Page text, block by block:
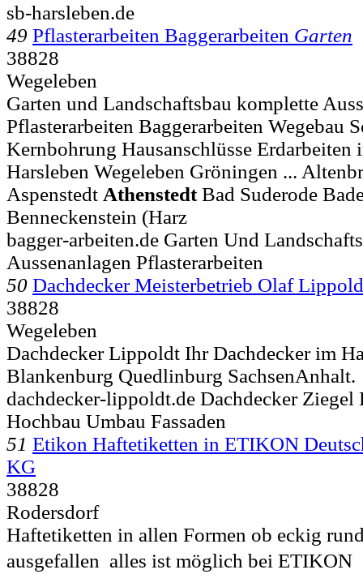
sb-harsleben.de
49 Pflasterarbeiten Baggerarbeiten Garten
38828
Wegeleben
Garten und Landschaftsbau komplette
Pflasterarbeiten Baggerarbeiten Wegebau
Kernbohrung Hausanschlüsse Erdarbeiten
Harsleben Wegeleben Gröningen ...
Aspenstedt AthenstedtBad Suderode
Benneckenstein (Harz
bagger-arbeiten.de Garten Und
Aussenanlagen Pflasterarbeiten
50 Dachdecker Meisterbetrieb Olaf
38828
Wegeleben
Dachdecker Lippoldt Ihr Dachdecker im
Blankenburg Quedlinburg SachsenAnhalt.
dachdecker-lippoldt.de Dachdecker Ziegel
Hochbau Umbau Fassaden
51 Etikon Haftetiketten in ETIKON
KG
38828
Rodersdorf
Haftetiketten in allen Formen ob eckig
ausgefallen  alles ist möglich bei ETIKON